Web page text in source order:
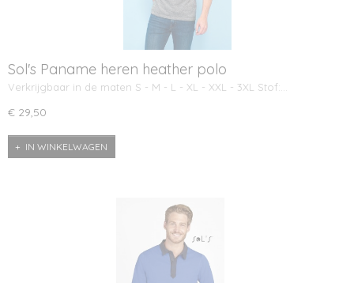
Sol's Paname heren heather polo
Verkrijgbaar in de maten S - M - L - XL - XXL - 3XL Stof:…
€ 29,50
IN WINKELWAGEN